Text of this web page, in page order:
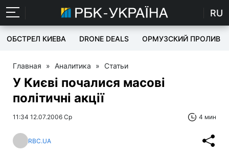
RU
ОБСТРЕЛ КИЕВА DRONE DEALS ОРМУЗСКИЙ ПРОЛИВ
Главная » Аналитика » Статьи
У Києві почалися масові
політичні акції
11:34 12.07.2006 Ср 4 мин
RBC.UA